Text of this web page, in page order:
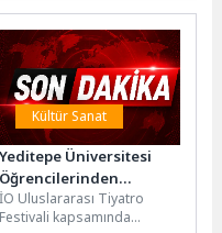
İzmir Yurttaş Meclisleri
toplantıları...
Kültür Sanat
Yeditepe Üniversitesi
Öğrencilerinden
‘Bernarda Alba’nın Evi’
Tiyatrosu
İO Uluslararası Tiyatro
Festivali kapsamında